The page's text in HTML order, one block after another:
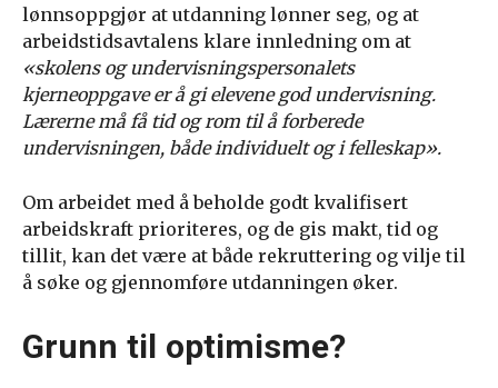
lønnsoppgjør at utdanning lønner seg, og at
arbeidstidsavtalens klare innledning om at
«skolens og undervisningspersonalets
kjerneoppgave er å gi elevene god undervisning.
Lærerne må få tid og rom til å forberede
undervisningen, både individuelt og i felleskap».
Om arbeidet med å beholde godt kvalifisert
arbeidskraft prioriteres, og de gis makt, tid og
tillit, kan det være at både rekruttering og vilje til
å søke og gjennomføre utdanningen øker.
Grunn til optimisme?